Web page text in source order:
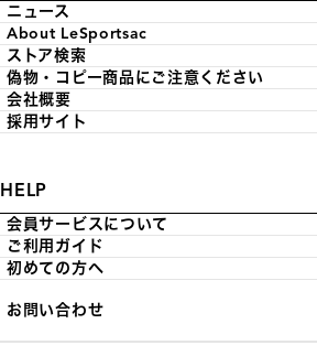
ニュース
About LeSportsac
ストア検索
偽物・コピー商品にご注意ください
会社概要
採用サイト
HELP
会員サービスについて
ご利用ガイド
初めての方へ
お問い合わせ